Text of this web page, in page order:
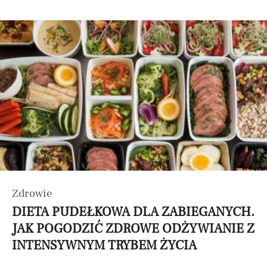
Zdrowie
DIETA PUDEŁKOWA DLA ZABIEGANYCH.
JAK POGODZIĆ ZDROWE ODŻYWIANIE Z
INTENSYWNYM TRYBEM ŻYCIA